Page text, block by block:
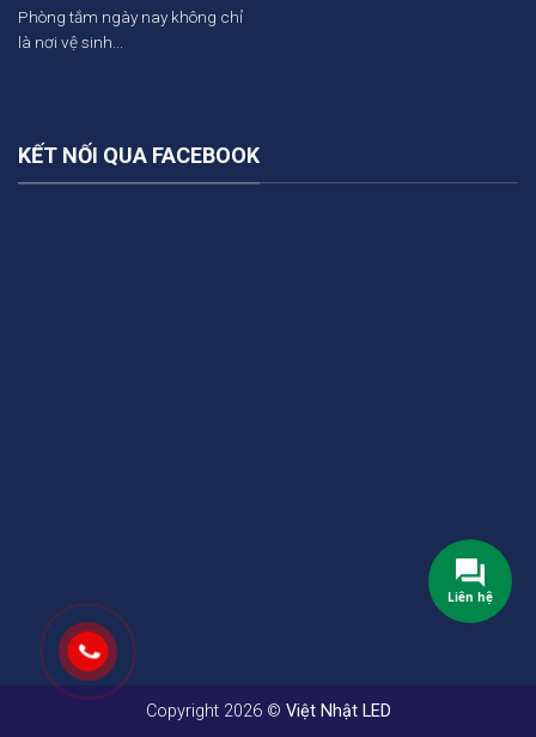
Phòng tắm ngày nay không chỉ
là nơi vệ sinh...
KẾT NỐI QUA FACEBOOK
Copyright 2026 © Việt Nhật LED
Liên hệ